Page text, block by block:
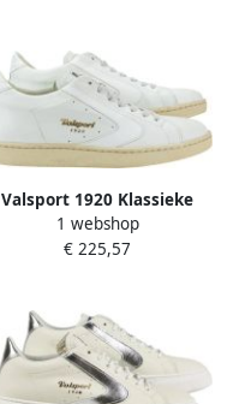
Valsport 1920 Klassieke
witte toernooischoenen
1 webshop
€ 225,57